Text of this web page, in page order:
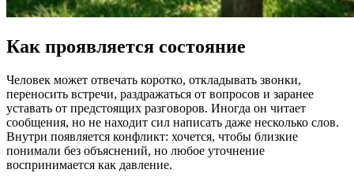
Как проявляется состояние
Человек может отвечать коротко, откладывать звонки,
переносить встречи, раздражаться от вопросов и заранее
уставать от предстоящих разговоров. Иногда он читает
сообщения, но не находит сил написать даже несколько слов.
Внутри появляется конфликт: хочется, чтобы близкие
понимали без объяснений, но любое уточнение
воспринимается как давление.